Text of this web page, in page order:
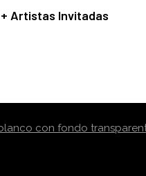
Artistas Invitadas